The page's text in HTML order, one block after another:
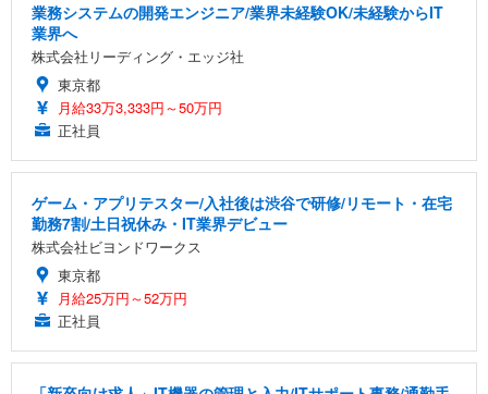
業務システムの開発エンジニア/業界未経験OK/未経験からIT
業界へ
株式会社リーディング・エッジ社
東京都
月給33万3,333円～50万円
正社員
ゲーム・アプリテスター/入社後は渋谷で研修/リモート・在宅
勤務7割/土日祝休み・IT業界デビュー
株式会社ビヨンドワークス
東京都
月給25万円～52万円
正社員